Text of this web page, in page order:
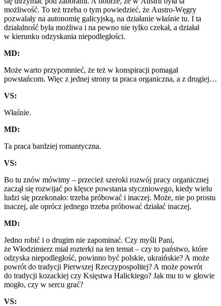
możliwość. To też trzeba o tym powiedzieć, że Austro-Węgry
pozwalały na autonomię galicyjską, na działanie właśnie tu. I ta
działalność była możliwa i na pewno nie tylko czekał, a działał
w kierunku odzyskania niepodległości.
MD:
Może warto przypomnieć, że też w konspiracji pomagał
powstańcom. Więc z jednej strony ta praca organiczna, a z drugiej…
VS:
Właśnie.
MD:
Ta praca bardziej romantyczna.
VS:
Bo tu znów mówimy – przecież szeroki rozwój pracy organicznej
zaczął się rozwijać po klęsce powstania styczniowego, kiedy wielu
ludzi się przekonało: trzeba próbować i inaczej. Może, nie po prostu
inaczej, ale oprócz jednego trzeba próbować działać inaczej.
MD:
Jedno robić i o drugim nie zapominać. Czy myśli Pani,
że Włodzimierz miał rozterki na ten temat – czy to państwo, które
odzyska niepodległość, powinno być polskie, ukraińskie? A może
powrót do tradycji Pierwszej Rzeczypospolitej? A może powrót
do tradycji kozackiej czy Księstwa Halickiego? Jak mu to w głowie
mogło, czy w sercu grać?
VS: